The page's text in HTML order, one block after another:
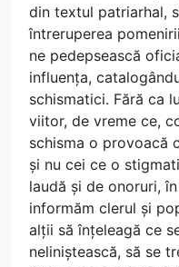
din textul patriarhal,
întreruperea
ne pedepsească
influența,
schismatici. Fără ca
viitor, de vreme ce,
schisma o provoacă
și nu cei ce o
laudă și de onoruri,
informăm clerul și
alții să înțeleagă ce
neliniștească, să se